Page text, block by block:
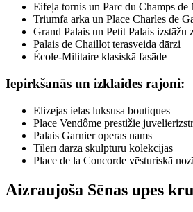
Eifeļa tornis un Parc du Champs de
Triumfa arka un Place Charles de
Grand Palais un Petit Palais izstāžu
Palais de Chaillot terasveida dārzi
École-Militaire klasiskā fasāde
Iepirkšanās un izklaides rajoni:
Elizejas ielas luksusa boutiques
Place Vendôme prestižie
Palais Garnier operas nams
Tilerī dārza skulptūru kolekcijas
Place de la Concorde vēsturiskā
Aizraujoša Sēnas upes